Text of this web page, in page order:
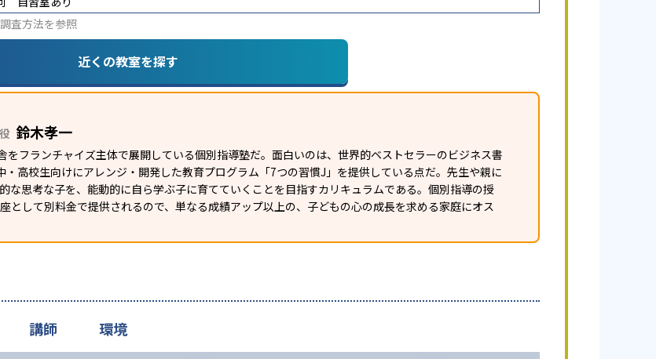
査方法を参照
近くの教室を探す
鈴木孝一
フランチャイズ主体で展開している個別指導塾だ。面白いのは、世界的ベストセラーのビジネス書
・高校生向けにアレンジ・開発した教育プログラム「7つの習慣J」を提供している点だ。先生や親に
な思考な子を、能動的に自ら学ぶ子に育てていくことを目指すカリキュラムである。個別指導の授
として別料金で提供されるので、単なる成績アップ以上の、子どもの心の成長を求める家庭にオス
講師 環境